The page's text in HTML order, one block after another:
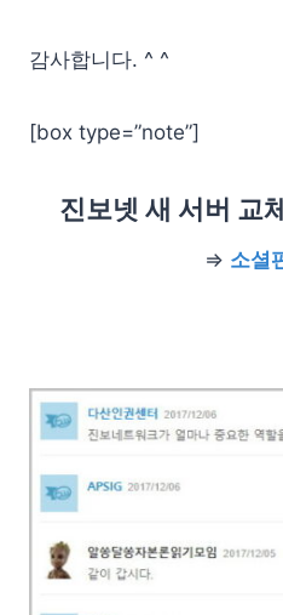
감사합니다. ^ ^
[box type=”note”]
진보넷 새 서버 교
⇒ 소셜